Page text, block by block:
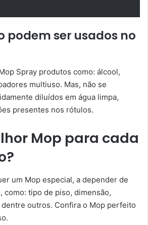
podem ser usados no
Spray produtos como: álcool,
multiuso. Mas, não se
diluídos em água limpa,
presentes nos rótulos.
Mop para cada
um Mop especial, a depender de
como: tipo de piso, dimensão,
outros. Confira o Mop perfeito